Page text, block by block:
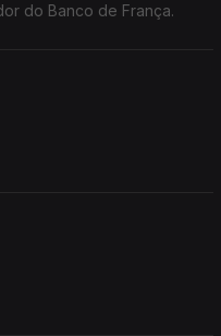
do Banco de França.